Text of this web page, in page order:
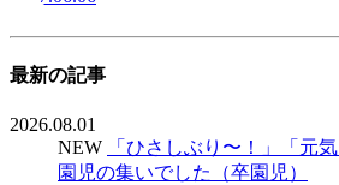
最新の記事
2026.08.01
NEW
「ひさしぶり〜！」「元
園児の集いでした（卒園児）